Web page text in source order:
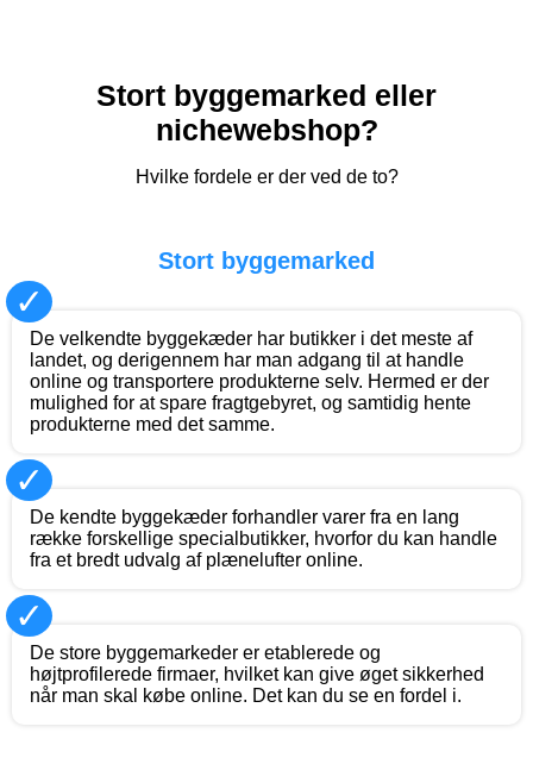
Stort byggemarked eller
nichewebshop?
Hvilke fordele er der ved de to?
Stort byggemarked
✓
De velkendte byggekæder har butikker i det meste af
landet, og derigennem har man adgang til at handle
online og transportere produkterne selv. Hermed er der
mulighed for at spare fragtgebyret, og samtidig hente
produkterne med det samme.
✓
De kendte byggekæder forhandler varer fra en lang
række forskellige specialbutikker, hvorfor du kan handle
fra et bredt udvalg af plænelufter online.
✓
De store byggemarkeder er etablerede og
højtprofilerede firmaer, hvilket kan give øget sikkerhed
når man skal købe online. Det kan du se en fordel i.